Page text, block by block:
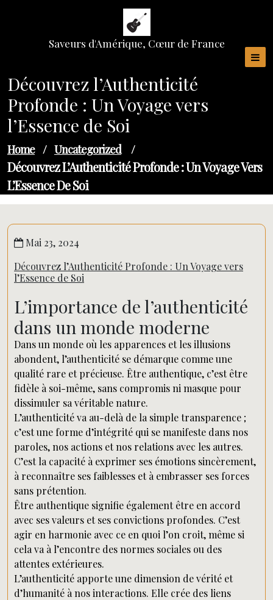
Saveurs d'Amérique, Cœur de France
Découvrez l’Authenticité
Profonde : Un Voyage vers
l’Essence de Soi
Home / Uncategorized /
Découvrez L’Authenticité Profonde : Un Voyage Vers
L’Essence De Soi
Mai 23, 2024
Découvrez l’Authenticité Profonde : Un Voyage vers
l’Essence de Soi
L’importance de l’authenticité
dans un monde moderne
Dans un monde où les apparences et les illusions
abondent, l’authenticité se démarque comme une
qualité rare et précieuse. Être authentique, c’est être
fidèle à soi-même, sans compromis ni masque pour
dissimuler sa véritable nature.
L’authenticité va au-delà de la simple transparence ;
c’est une forme d’intégrité qui se manifeste dans nos
paroles, nos actions et nos relations avec les autres.
C’est la capacité à exprimer ses émotions sincèrement,
à reconnaître ses faiblesses et à embrasser ses forces
sans prétention.
Être authentique signifie également être en accord
avec ses valeurs et ses convictions profondes. C’est
agir en harmonie avec ce en quoi l’on croit, même si
cela va à l’encontre des normes sociales ou des
attentes extérieures.
L’authenticité apporte une dimension de vérité et
d’humanité à nos interactions. Elle crée des liens